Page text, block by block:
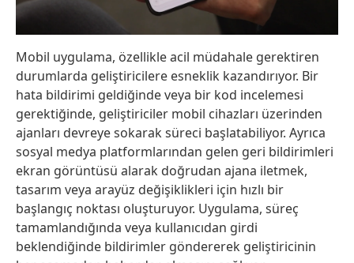
Mobil uygulama, özellikle acil müdahale gerektiren
durumlarda geliştiricilere esneklik kazandırıyor. Bir
hata bildirimi geldiğinde veya bir kod incelemesi
gerektiğinde, geliştiriciler mobil cihazları üzerinden
ajanları devreye sokarak süreci başlatabiliyor. Ayrıca
sosyal medya platformlarından gelen geri bildirimleri
ekran görüntüsü alarak doğrudan ajana iletmek,
tasarım veya arayüz değişiklikleri için hızlı bir
başlangıç noktası oluşturuyor. Uygulama, süreç
tamamlandığında veya kullanıcıdan girdi
beklendiğinde bildirimler göndererek geliştiricinin